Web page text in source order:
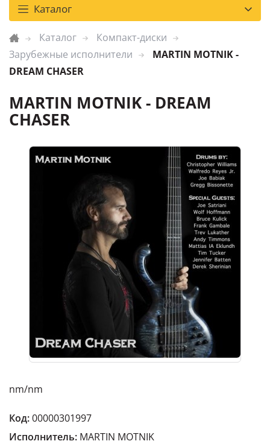
Каталог
Каталог
Компакт-диски
Зарубежные исполнители
MARTIN MOTNIK -
DREAM CHASER
MARTIN MOTNIK - DREAM
CHASER
nm/nm
Код:00000301997
Исполнитель: MARTIN MOTNIK